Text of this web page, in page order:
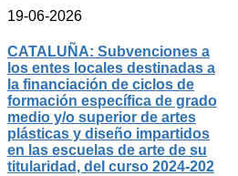
19-06-2026
CATALUÑA: Subvenciones a
los entes locales destinadas a
la financiación de ciclos de
formación específica de grado
medio y/o superior de artes
plásticas y diseño impartidos
en las escuelas de arte de su
titularidad, del curso 2024-202